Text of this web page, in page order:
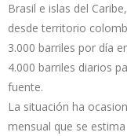
Brasil e islas del
desde territorio
3.000 barriles por día
4.000 barriles diarios
fuente.
La situación ha
mensual que se